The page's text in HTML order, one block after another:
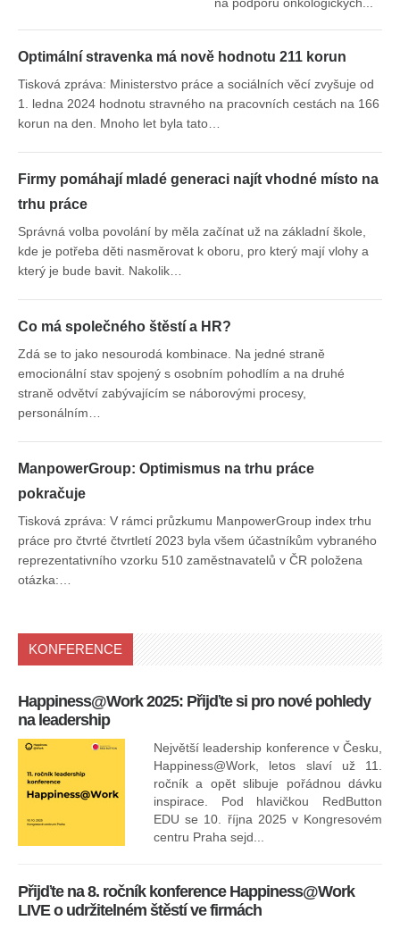
Optimální stravenka má nově hodnotu 211 korun
Tisková zpráva: Ministerstvo práce a sociálních věcí zvyšuje od
1. ledna 2024 hodnotu stravného na pracovních cestách na 166
korun na den. Mnoho let byla tato…
Firmy pomáhají mladé generaci najít vhodné místo na
trhu práce
Správná volba povolání by měla začínat už na základní škole,
kde je potřeba děti nasměrovat k oboru, pro který mají vlohy a
který je bude bavit. Nakolik…
Co má společného štěstí a HR?
Zdá se to jako nesourodá kombinace. Na jedné straně
emocionální stav spojený s osobním pohodlím a na druhé
straně odvětví zabývajícím se náborovými procesy,
personálním…
ManpowerGroup: Optimismus na trhu práce
pokračuje
Tisková zpráva: V rámci průzkumu ManpowerGroup index trhu
práce pro čtvrté čtvrtletí 2023 byla všem účastníkům vybraného
reprezentativního vzorku 510 zaměstnavatelů v ČR položena
otázka:…
KONFERENCE
Happiness@Work 2025: Přijďte si pro nové pohledy
na leadership
Největší leadership konference v Česku,
Happiness@Work, letos slaví už 11.
ročník a opět slibuje pořádnou dávku
inspirace. Pod hlavičkou RedButton
EDU se 10. října 2025 v Kongresovém
centru Praha sejd...
Přijďte na 8. ročník konference Happiness@Work
LIVE o udržitelném štěstí ve firmách